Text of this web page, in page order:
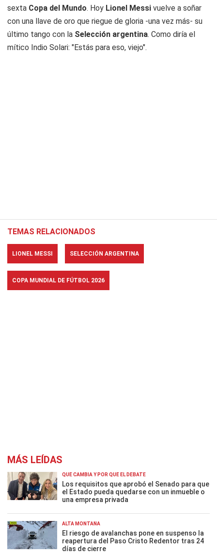
sexta Copa del Mundo. Hoy Lionel Messi vuelve a soñar
con una llave de oro que riegue de gloria -una vez más- su
último tango con la Selección argentina. Como diría el
mítico Indio Solari: "Estás para eso, viejo".
TEMAS RELACIONADOS
LIONEL MESSI SELECCIÓN ARGENTINA
COPA MUNDIAL DE FÚTBOL 2026
MÁS LEÍDAS
QUÉ CAMBIA Y POR QUÉ EL DEBATE
Los requisitos que aprobó el Senado para que
el Estado pueda quedarse con un inmueble o
una empresa privada
ALTA MONTAÑA
El riesgo de avalanchas pone en suspenso la
reapertura del Paso Cristo Redentor tras 24
días de cierre